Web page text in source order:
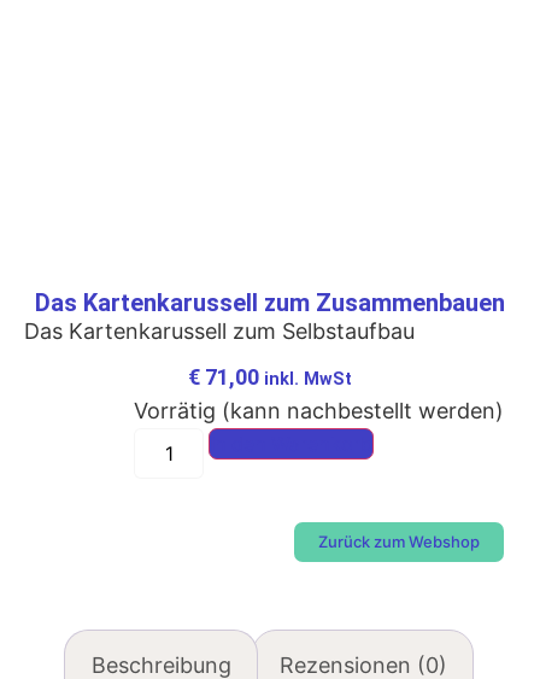
Das Kartenkarussell zum Zusammenbauen
Das Kartenkarussell zum Selbstaufbau
Beschreibung Rezensionen (0)
€ 71,00 inkl. MwSt
Vorrätig (kann nachbestellt werden)
Zurück zum Webshop